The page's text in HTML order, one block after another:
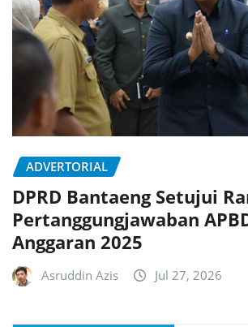
ADVERTORIAL
DPRD Bantaeng Setujui
Pertanggungjawaban
Anggaran 2025
Asruddin Azis Jul 27, 2026